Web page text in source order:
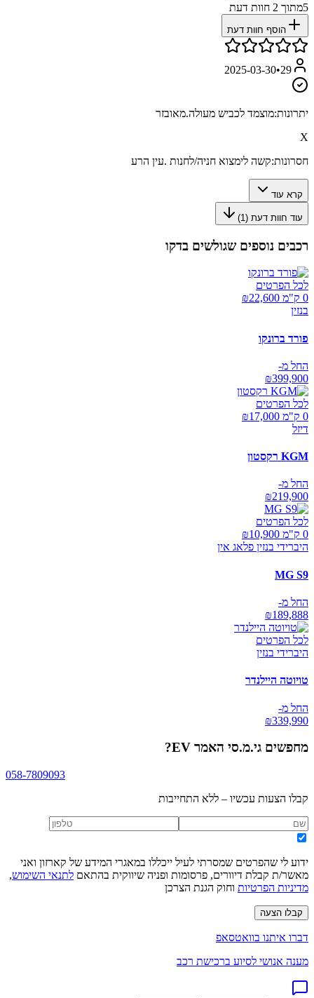
5מתוך 2 חוות דעת
הוסף חוות דעת
29
•
2025-03-30
יתרונות:מוצמד לכביש מעולה.מאובזר
X
חסרונות:קשה לימצוא חניה/לחנות .עין הרע
קרא עוד
עוד חוות דעת ( 1
)
רכבים נוספים שגולשים בדקו
לכל הפרטים
0 ק"מ ₪
22,600
בנזין
פורד ברונקו
החל מ-
₪399,900
לכל הפרטים
0 ק"מ ₪
17,000
דיזל
KGM רקסטון
החל מ-
₪219,900
לכל הפרטים
0 ק"מ ₪
10,900
היברידי בנזין פלאג אין
MG S9
החל מ-
₪189,888
לכל הפרטים
היברידי בנזין
טויוטה היילנדר
החל מ-
₪339,990
מחפשים גי.מ.סי האמר EV ?
058-7809093
קבלו הצעות עכשיו – ללא התחייבות
ידוע לי שהפרטים שמסרתי לעיל ייכללו במאגרי המידע של קארזון ואני
מאשר/ת קבלת דיוורים, פרסומות ופניה שיווקית בהתאם לתנאי השימוש,
מדיניות הפרטיות וחוק הגנת הצרכן
קבלו הצעה
דברו איתנו בוואטסאפ
מענה אנושי לסיוע ברכישת רכב